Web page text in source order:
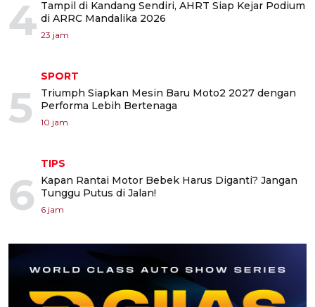
4 Tampil di Kandang Sendiri, AHRT Siap Kejar Podium
di ARRC Mandalika 2026
23 jam
5
SPORT
Triumph Siapkan Mesin Baru Moto2 2027 dengan
Performa Lebih Bertenaga
10 jam
6
TIPS
Kapan Rantai Motor Bebek Harus Diganti? Jangan
Tunggu Putus di Jalan!
6 jam